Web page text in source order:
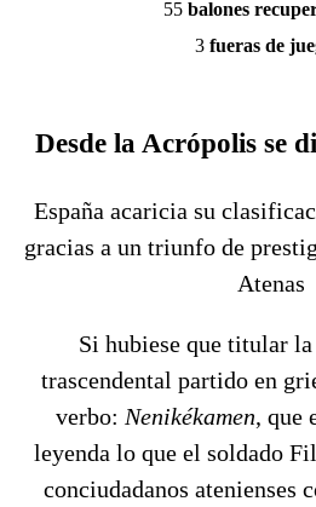
55 balones
3 fueras de
Desde la Acrópolis se
España acaricia su
gracias a un triunfo de
Atenas
Si hubiese que titular
trascendental partido en
verbo: Nenikékamen, que
leyenda lo que el soldado
conciudadanos atenienses